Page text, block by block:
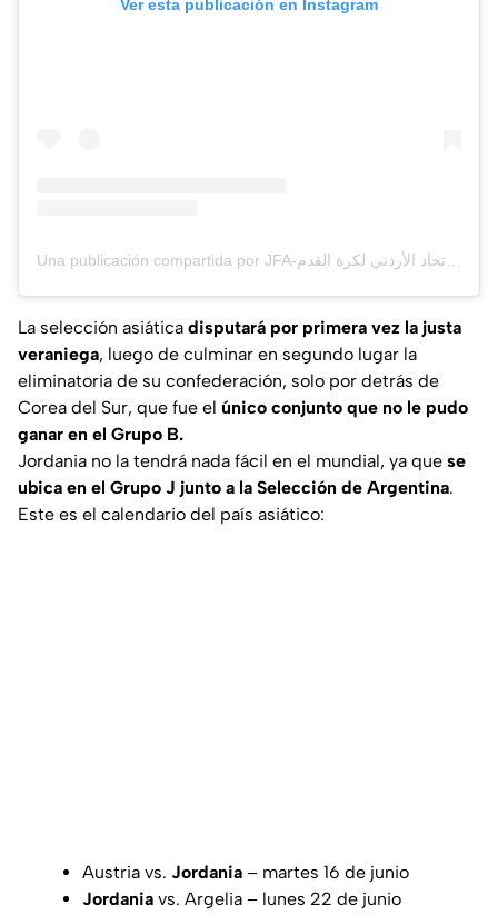
Ver esta publicación en Instagram
La selección asiática disputará por primera vez la justa
veraniega, luego de culminar en segundo lugar la
eliminatoria de su confederación, solo por detrás de
Corea del Sur, que fue el único conjunto que no le pudo
ganar en el Grupo B.
Jordania no la tendrá nada fácil en el mundial, ya que se
ubica en el Grupo J junto a la Selección de Argentina.
Este es el calendario del país asiático:
Austria vs. Jordania – martes 16 de junio
Jordania vs. Argelia – lunes 22 de junio